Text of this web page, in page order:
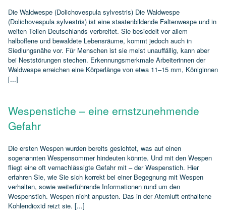
Die Waldwespe (Dolichovespula sylvestris) Die Waldwespe
(Dolichovespula sylvestris) ist eine staatenbildende Faltenwespe und in
weiten Teilen Deutschlands verbreitet. Sie besiedelt vor allem
halboffene und bewaldete Lebensräume, kommt jedoch auch in
Siedlungsnähe vor. Für Menschen ist sie meist unauffällig, kann aber
bei Neststörungen stechen. Erkennungsmerkmale Arbeiterinnen der
Waldwespe erreichen eine Körperlänge von etwa 11–15 mm, Königinnen
[...]
Wespenstiche – eine ernstzunehmende
Gefahr
Die ersten Wespen wurden bereits gesichtet, was auf einen
sogenannten Wespensommer hindeuten könnte. Und mit den Wespen
fliegt eine oft vernachlässigte Gefahr mit – der Wespenstich. Hier
erfahren Sie, wie Sie sich korrekt bei einer Begegnung mit Wespen
verhalten, sowie weiterführende Informationen rund um den
Wespenstich. Wespen nicht anpusten. Das in der Atemluft enthaltene
Kohlendioxid reizt sie. [...]